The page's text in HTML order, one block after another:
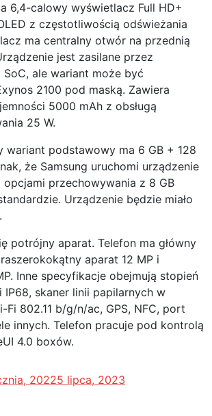
6,4-calowy wyświetlacz Full HD+
z częstotliwością odświeżania
ma centralny otwór na przednią
jest zasilane przez
ale wariant może być
2100 pod maską. Zawiera
5000 mAh z obsługą
25 W.
wariant podstawowy ma 6 GB + 128
że Samsung uruchomi urządzenie
opcjami przechowywania z 8 GB
Urządzenie będzie miało
potrójny aparat. Telefon ma główny
aparat 12 MP i
Inne specyfikacje obejmują stopień
skaner linii papilarnych w
Fi 802.11 b/g/n/ac, GPS, NFC, port
innych. Telefon pracuje pod kontrolą
4.0 boxów.
20225 lipca, 2023